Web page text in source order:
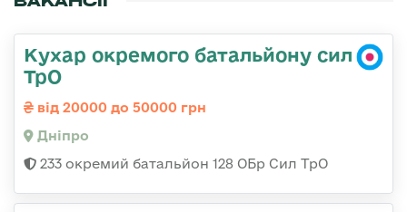
Кухар окремого батальйону сил
ТрО
від 20000 до 50000 грн
Дніпро
233 окремий батальйон 128 ОБр Сил ТрО